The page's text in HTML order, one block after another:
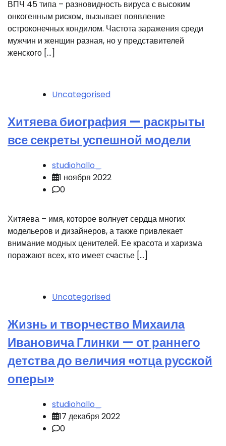
ВПЧ 45 типа – разновидность вируса с высоким
онкогенным риском, вызывает появление
остроконечных кондилом. Частота заражения среди
мужчин и женщин разная, но у представителей
женского […]
Uncategorised
Хитяева биография — раскрыты
все секреты успешной модели
studiohallo_
1 ноября 2022
0
Хитяева – имя, которое волнует сердца многих
модельеров и дизайнеров, а также привлекает
внимание модных ценителей. Ее красота и харизма
поражают всех, кто имеет счастье […]
Uncategorised
Жизнь и творчество Михаила
Ивановича Глинки — от раннего
детства до величия «отца русской
оперы»
studiohallo_
17 декабря 2022
0